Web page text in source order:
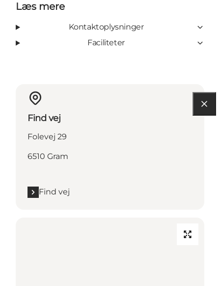
Læs mere
Kontaktoplysninger
Faciliteter
Find vej
Folevej 29
6510 Gram
Find vej